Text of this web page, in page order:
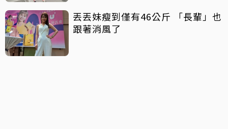
丟丟妹瘦到僅有46公斤 「長輩」也
跟著消風了